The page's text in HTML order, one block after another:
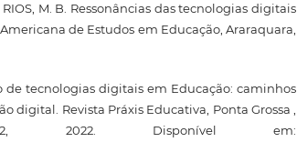
RIOS, M. B. Ressonâncias das tecnologias digitais
de Estudos em Educação, Araraquara,
de tecnologias digitais em Educação: caminhos
digital. Revista Práxis Educativa, Ponta Grossa ,
2022. Disponível em: